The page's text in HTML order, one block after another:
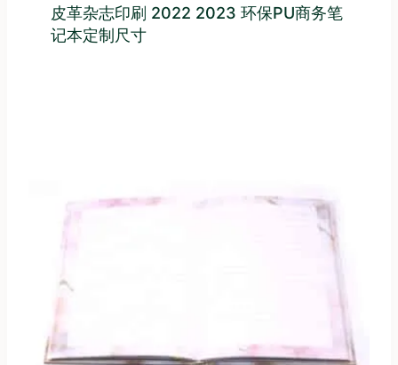
皮革杂志印刷 2022 2023 环保PU商务笔
记本定制尺寸